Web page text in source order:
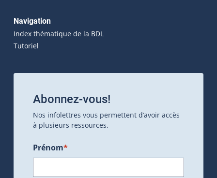
Navigation
Index thématique de la BDL
Tutoriel
Abonnez-vous!
Nos infolettres vous permettent d’avoir accès
à plusieurs ressources.
Prénom*